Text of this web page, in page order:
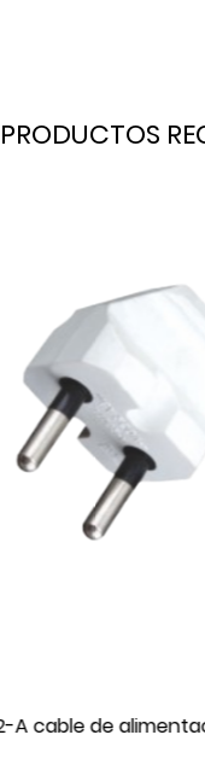
PRODUCTOS
Cable de